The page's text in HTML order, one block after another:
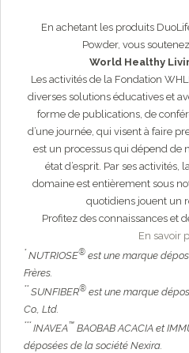
En achetant les produits
Powder, vous
World Healthy
Les activités de la Fondation
diverses solutions éducatives et
forme de publications, de
d’une journée, qui visent à faire
est un processus qui dépend de
état d’esprit. Par ses activités,
domaine est entièrement sous
quotidiens jouent un
Profitez des connaissances et
En savoir
* NUTRIOSE® est une marque
Frères.
** SUNFIBER® est une marque
Co., Ltd.
*** INAVEA™ BAOBAB ACACIA et
déposées de la société Nexira.